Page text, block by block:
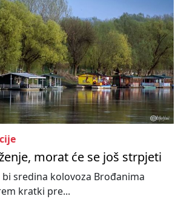
morat će se još strpjeti
sredina kolovoza Brođanima
kratki pre...